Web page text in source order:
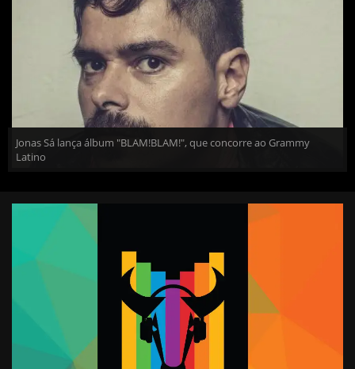
Jonas Sá lança álbum "BLAM!BLAM!", que concorre ao Grammy
Latino